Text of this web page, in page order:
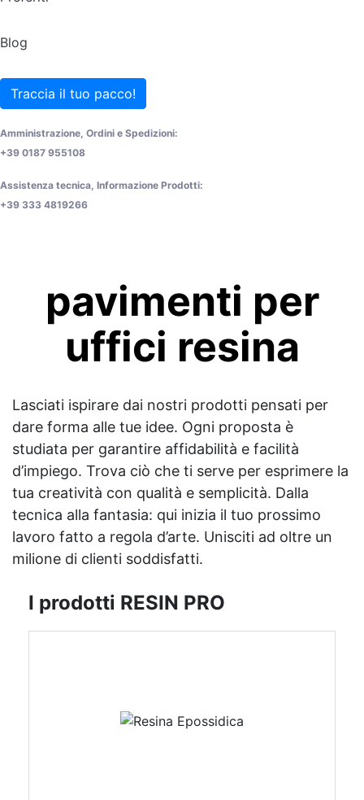
Blog
Traccia il tuo pacco!
Amministrazione, Ordini e Spedizioni:
+39 0187 955108
Assistenza tecnica, Informazione Prodotti:
+39 333 4819266
pavimenti per
uffici resina
Lasciati ispirare dai nostri prodotti pensati per
dare forma alle tue idee. Ogni proposta è
studiata per garantire affidabilità e facilità
d’impiego. Trova ciò che ti serve per esprimere la
tua creatività con qualità e semplicità. Dalla
tecnica alla fantasia: qui inizia il tuo prossimo
lavoro fatto a regola d’arte. Unisciti ad oltre un
milione di clienti soddisfatti.
I prodotti RESIN PRO